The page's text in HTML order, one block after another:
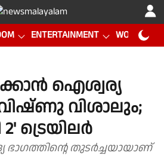
ENTERTAINMENT WORLD CUP
ഐശ്വര്യ
വിശാലും;
ട്രെയിലര്‍
ഭാഗത്തിന്റെ തുടര്‍ച്ചയായാണ്